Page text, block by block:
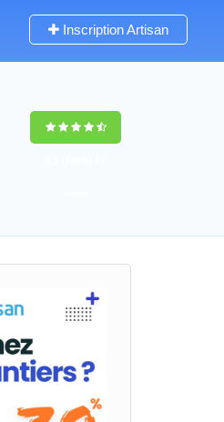
Inscription Artisan